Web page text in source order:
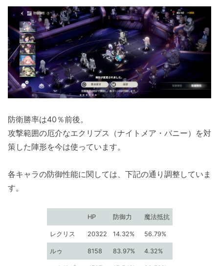
防衛勝率は40％前後。
攻撃範囲の厄介なエクリプス（ナイトメア・バニー）を対
策した陣形を今は使っています。
各キャラの防御性能に関しては、下記の通り調整していま
す。
HP 防御力 魔法抵抗
レクリス 20322 14.32% 56.79%
ルゥ 8158 83.97% 4.32%